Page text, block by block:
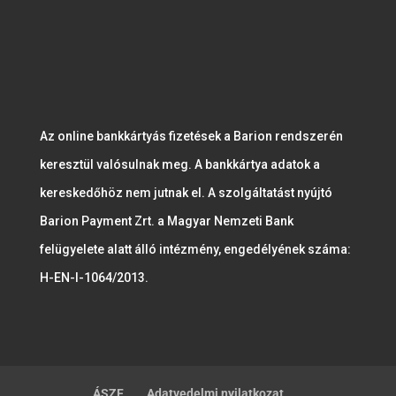
Az online bankkártyás fizetések a Barion rendszerén
keresztül valósulnak meg. A bankkártya adatok a
kereskedőhöz nem jutnak el. A szolgáltatást nyújtó
Barion Payment Zrt. a Magyar Nemzeti Bank
felügyelete alatt álló intézmény, engedélyének száma:
H-EN-I-1064/2013.